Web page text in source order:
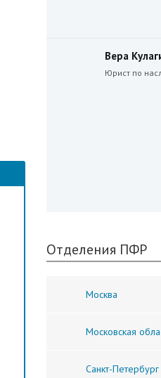
Вера
Юрист по
Отделения ПФР
Москва
Московская
Санкт-Петербург